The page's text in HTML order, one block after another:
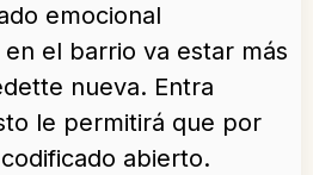
emocional
el barrio va estar más
nueva. Entra
le permitirá que por
abierto.